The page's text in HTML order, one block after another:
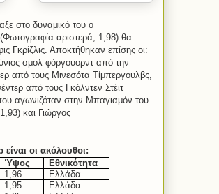
στο δυναμικό του ο
αριστερά, 1,98) θα
Γκρίζλις. Αποκτήθηκαν επίσης οι:
σμολ φόργουορντ από την
από τους Μινεσότα Τίμπεργουλβς,
από τους Γκόλντεν Στέιτ
αγωνιζόταν στην Μπαγιαμόν του
και Γιώργος
οι ακόλουθοι:
Ύψος
Εθνικότητα
1,96
Ελλάδα
1,95
Ελλάδα